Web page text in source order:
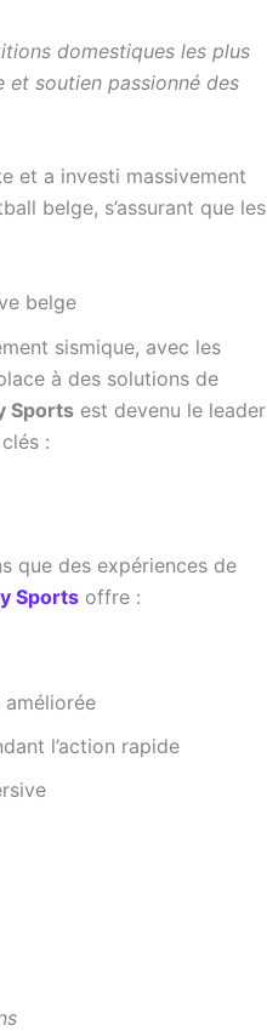
domestiques les plus
et soutien passionné des
et a investi massivement
belge, s’assurant que les
belge
sismique, avec les
à des solutions de
Sports est devenu le leader
:
que des expériences de
Sports offre :
l’action rapide